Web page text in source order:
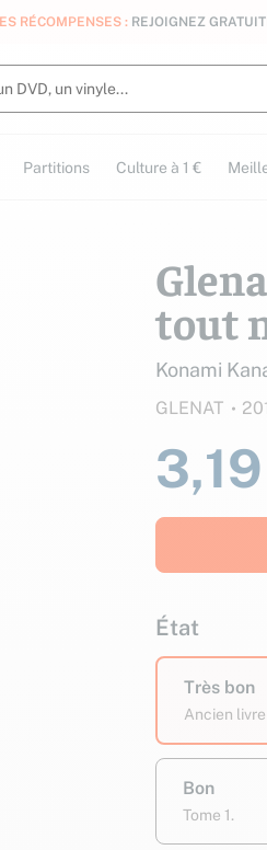
RÉCOMPENSES : REJOIGNEZ
Partitions Culture à 1 €
tout
Konami
GLENAT
État
Très bon
Ancien
Bon
Tome 1.